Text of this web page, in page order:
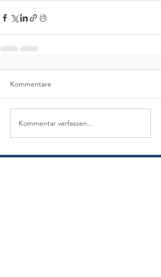
Kommentare
Kommentar verfassen...